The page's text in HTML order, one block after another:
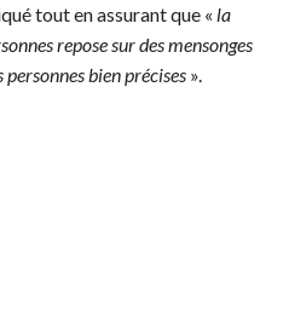
tout en assurant que « la
repose sur des mensonges
bien précises ».